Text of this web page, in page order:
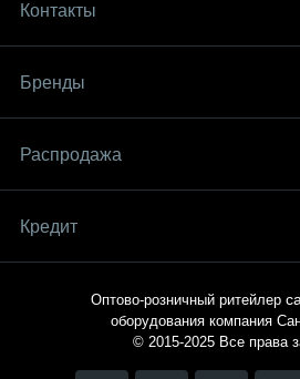
Контакты
Бренды
Распродaжа
Кредит
Оптово-розничный ритейлер
оборудования компания
© 2015-2025 Все права